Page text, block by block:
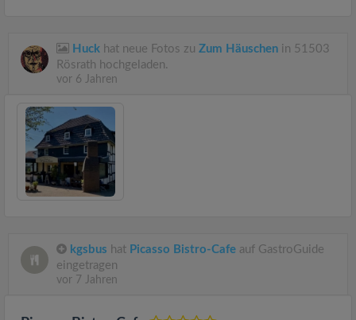
Huck hat neue Fotos zu Zum Häuschen in 51503
Rösrath hochgeladen.
vor 6 Jahren
kgsbus hat Picasso Bistro-Cafe auf GastroGuide
eingetragen
vor 7 Jahren